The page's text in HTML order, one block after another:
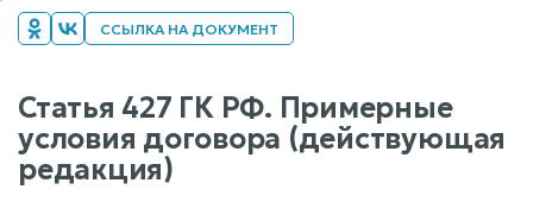
ССЫЛКА НА ДОКУМЕНТ
Статья 427 ГК РФ. Примерные
условия договора (действующая
редакция)